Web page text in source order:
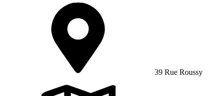
39 Rue Roussy